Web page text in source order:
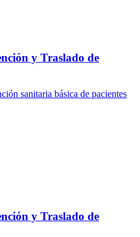
y Traslado de
sanitaria básica de pacientes
y Traslado de